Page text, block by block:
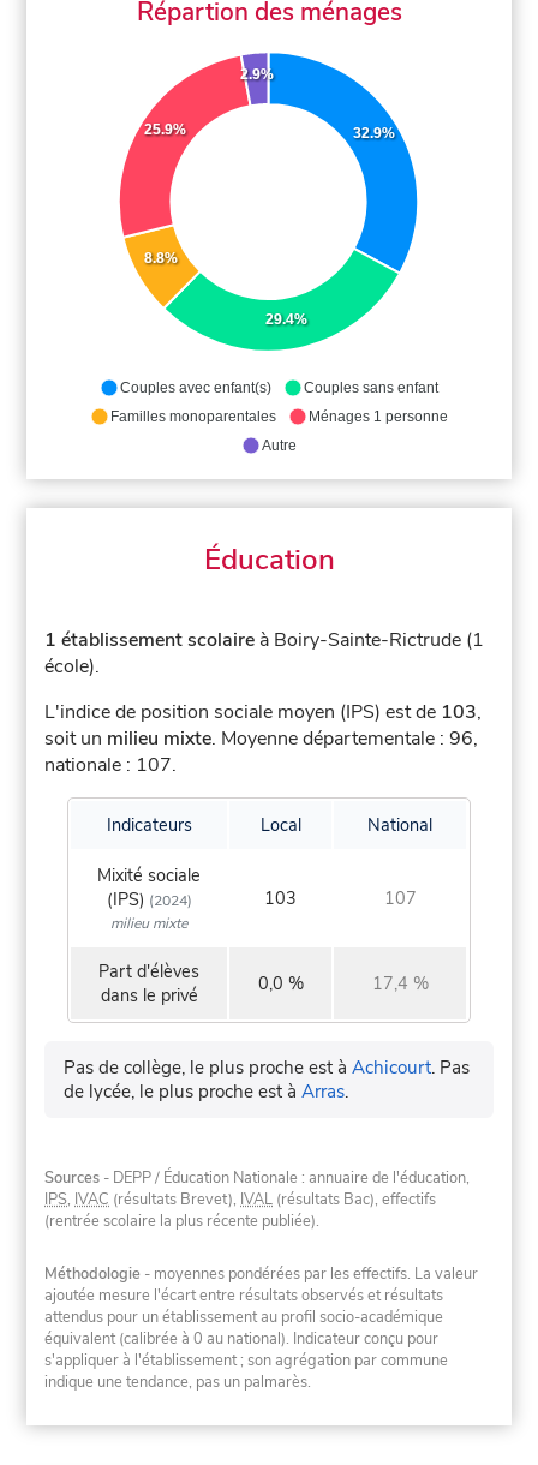
Répartion des ménages
32.9%
29.4%
8.8%
25.9%
2.9%
Couples avec enfant(s)
Couples sans enfant
Familles monoparentales
Ménages 1 personne
Autre
Éducation
1 établissement scolaire à Boiry-Sainte-Rictrude (1
école).
L'indice de position sociale moyen (IPS) est de 103,
soit un milieu mixte. Moyenne départementale : 96,
nationale : 107.
Indicateurs Local National
Mixité sociale
(IPS) (2024)
milieu mixte
103 107
Part d'élèves
dans le privé
0,0 % 17,4 %
Pas de collège, le plus proche est àAchicourt. Pas
de lycée, le plus proche est àArras.
Sources - DEPP / Éducation Nationale : annuaire de l'éducation,
IPS, IVAC (résultats Brevet), IVAL (résultats Bac), effectifs
(rentrée scolaire la plus récente publiée).
Méthodologie - moyennes pondérées par les effectifs. La valeur
ajoutée mesure l'écart entre résultats observés et résultats
attendus pour un établissement au profil socio-académique
équivalent (calibrée à 0 au national). Indicateur conçu pour
s'appliquer à l'établissement ; son agrégation par commune
indique une tendance, pas un palmarès.